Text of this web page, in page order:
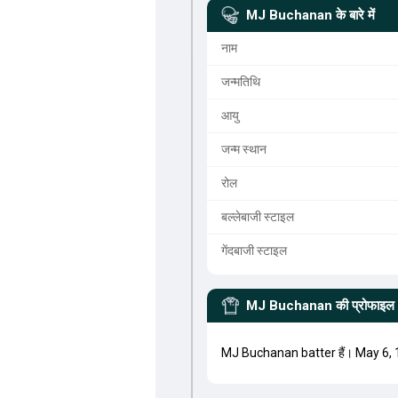
MJ Buchanan के बारे में
नाम
जन्मतिथि
आयु
जन्म स्थान
रोल
बल्लेबाजी स्टाइल
गेंदबाजी स्टाइल
MJ Buchanan की प्रोफाइल
MJ Buchanan batter हैं। May 6,